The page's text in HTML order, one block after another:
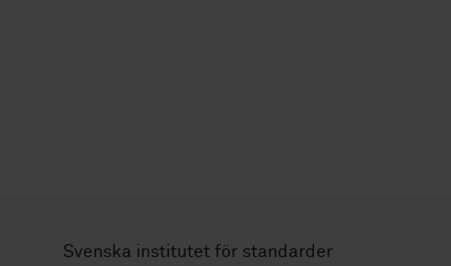
Svenska institutet för standarder